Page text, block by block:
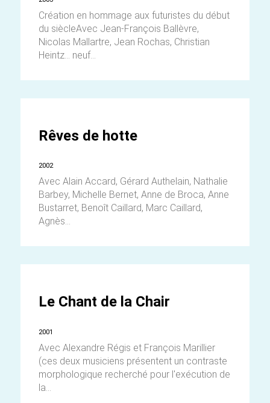
Création en hommage aux futuristes du début
du siècleAvec Jean-François Ballèvre,
Nicolas Mallartre, Jean Rochas, Christian
Heintz... neuf...
Rêves de hotte
2002
Avec Alain Accard, Gérard Authelain, Nathalie
Barbey, Michelle Bernet, Anne de Broca, Anne
Bustarret, Benoît Caillard, Marc Caillard,
Agnès...
Le Chant de la Chair
2001
Avec Alexandre Régis et François Marillier
(ces deux musiciens présentent un contraste
morphologique recherché pour l'exécution de
la...